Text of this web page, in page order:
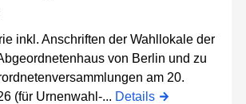
inkl. Anschriften der Wahllokale der
von Berlin und zu
am 20.
(für Urnenwahl-... Details